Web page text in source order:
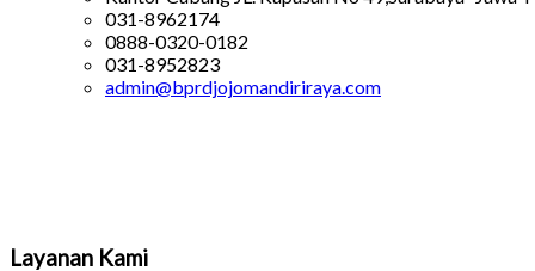
031-8962174
0888-0320-0182
031-8952823
admin@bprdjojomandiriraya.com
Layanan Kami